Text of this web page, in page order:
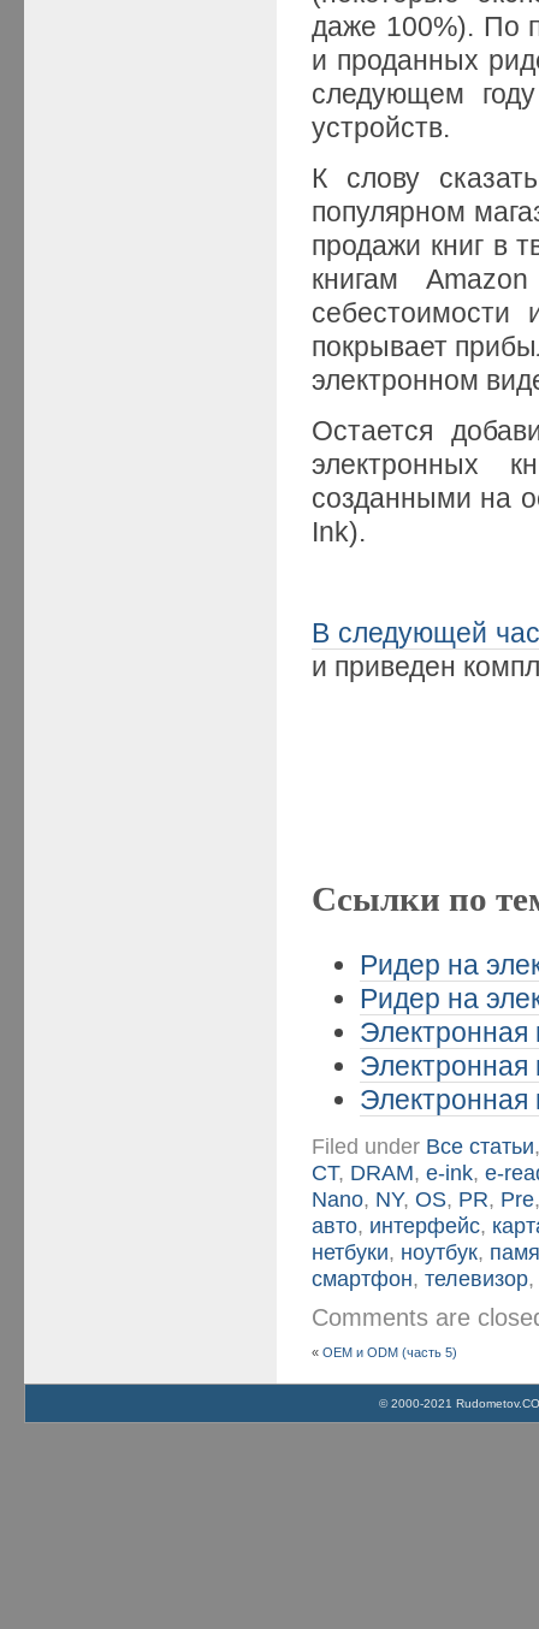
даже 100%). По
и проданных
следующем
устройств.
К слову
популярном
продажи книг в
книгам
покрывает
электронном
Остается
электронных
созданными на
Ink).
В следующей
и приведен
Ссылки по
Ридер на
Ридер на
Электронная
Электронная
Электронная
Filed under Все статьи
CT, DRAM,e-ink,e-
Nano, NY,OS, PR, Pre
авто, интерфейс,
нетбуки, ноутбук,
смартфон,телевизор
Comments are
«OEM и ODM (часть 5)
© 2000-2021